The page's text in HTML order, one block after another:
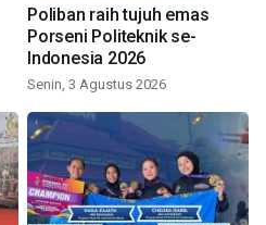
Poliban raih tujuh emas
Porseni Politeknik se-
Indonesia 2026
Senin, 3 Agustus 2026